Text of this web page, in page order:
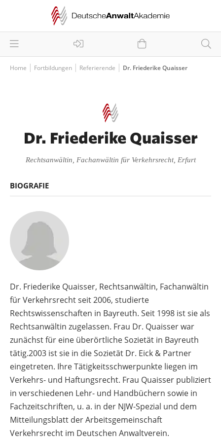
Home Fortbildungen Referierende Dr. Friederike Quaisser
Dr. Friederike Quaisser
Rechtsanwältin, Fachanwältin für Verkehrsrecht, Erfurt
BIOGRAFIE
Dr. Friederike Quaisser, Rechtsanwältin, Fachanwältin
für Verkehrsrecht seit 2006, studierte
Rechtswissenschaften in Bayreuth. Seit 1998 ist sie als
Rechtsanwältin zugelassen. Frau Dr. Quaisser war
zunächst für eine überörtliche Sozietät in Bayreuth
tätig.2003 ist sie in die Sozietät Dr. Eick & Partner
eingetreten. Ihre Tätigkeitsschwerpunkte liegen im
Verkehrs- und Haftungsrecht. Frau Quaisser publiziert
in verschiedenen Lehr- und Handbüchern sowie in
Fachzeitschriften, u. a. in der NJW-Spezial und dem
Mitteilungsblatt der Arbeitsgemeinschaft
Verkehrsrecht im Deutschen Anwaltverein.